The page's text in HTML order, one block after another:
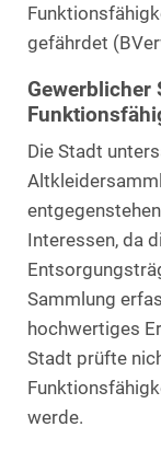
gefährdet
Gewerblicher
Die Stadt
Interessen, da
Sammlung
hochwertiges
Stadt prüfte
werde.